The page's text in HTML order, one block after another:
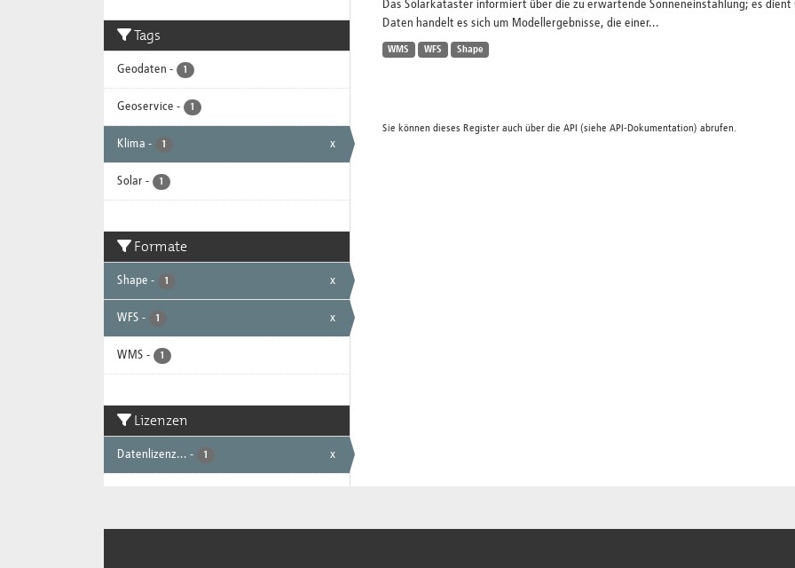
Tags
Geodaten - 1
Geoservice - 1
Klima - 1 x
Solar - 1
Formate
Shape - 1 x
WFS - 1 x
WMS - 1
Lizenzen
Datenlizenz... - 1 x
Das Solarkataster informiert über die zu erwartende Sonneneinstahlung; es
Daten handelt es sich um Modellergebnisse, die einer...
WMS WFS Shape
Sie können dieses Register auch über die API (siehe API-Dokumentation) abrufen.